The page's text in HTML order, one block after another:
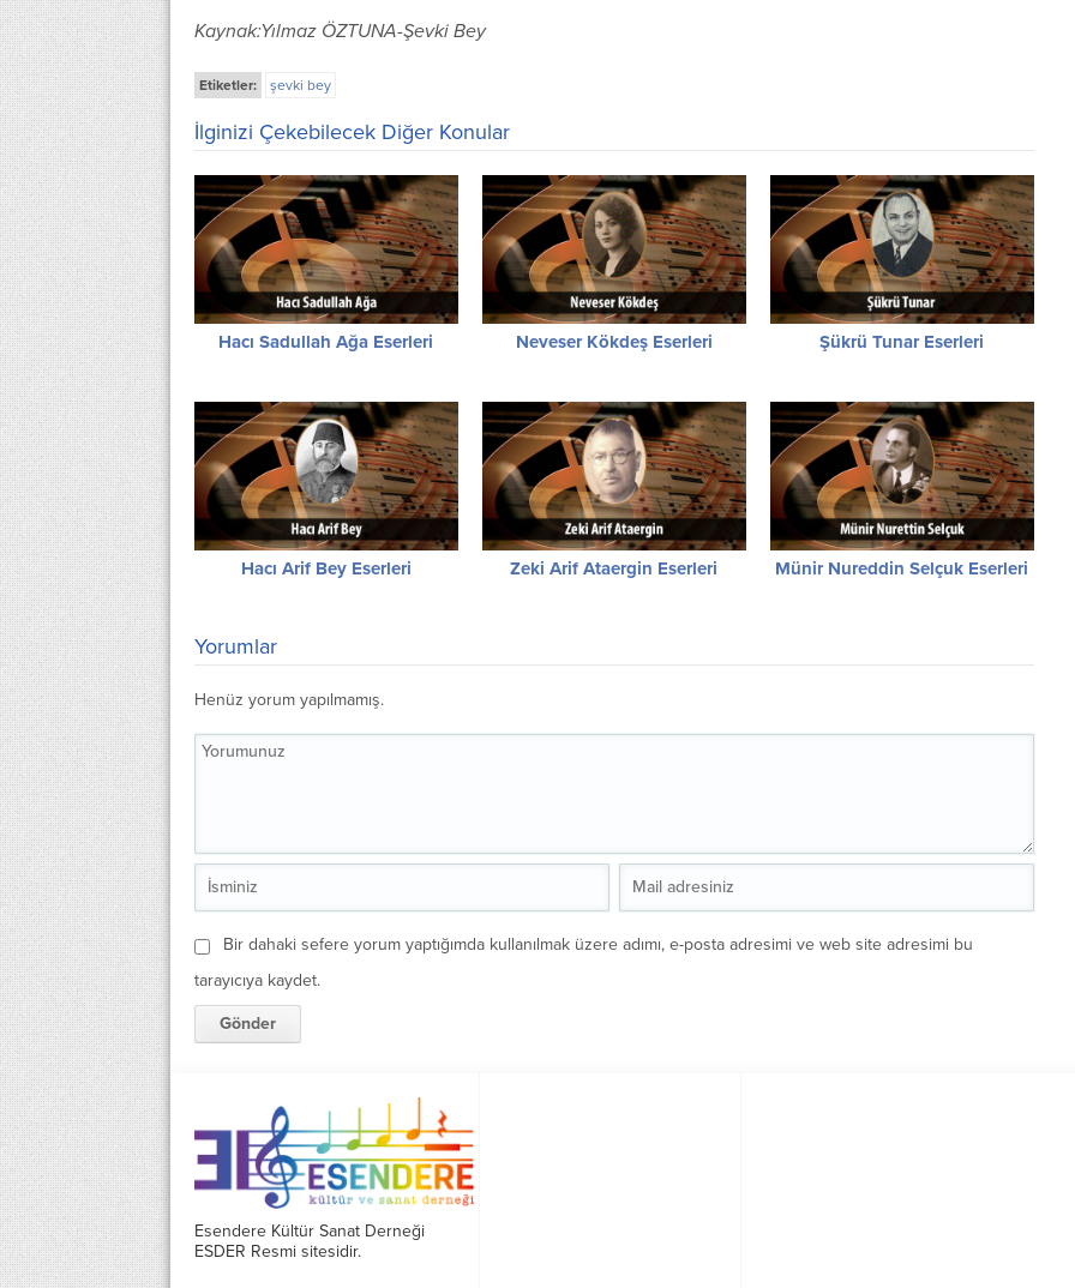
Kaynak:Yılmaz ÖZTUNA-Şevki Bey
Etiketler: şevki bey
İlginizi Çekebilecek Diğer Konular
Hacı Sadullah Ağa Eserleri Neveser Kökdeş Eserleri Şükrü Tunar Eserleri
Hacı Arif Bey Eserleri Zeki Arif Ataergin Eserleri Münir Nureddin Selçuk Eserleri
Yorumlar
Henüz yorum yapılmamış.
Bir dahaki sefere yorum yaptığımda kullanılmak üzere adımı, e-posta adresimi ve web site adresimi bu
tarayıcıya kaydet.
Esendere Kültür Sanat Derneği
ESDER Resmi sitesidir.